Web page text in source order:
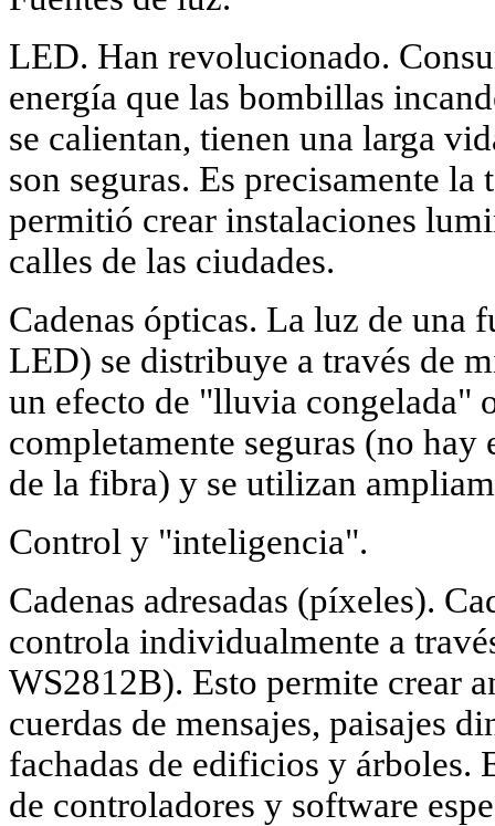
LED. Han revolucionado.
energía que las bombillas
se calientan, tienen una larga
son seguras. Es precisamente
permitió crear instalaciones
calles de las ciudades.
Cadenas ópticas. La luz de una
LED) se distribuye a través de
un efecto de "lluvia congelada"
completamente seguras (no
de la fibra) y se utilizan
Control y "inteligencia".
Cadenas adresadas (píxeles).
controla individualmente a
WS2812B). Esto permite crear
cuerdas de mensajes, paisajes
fachadas de edificios y árboles.
de controladores y software